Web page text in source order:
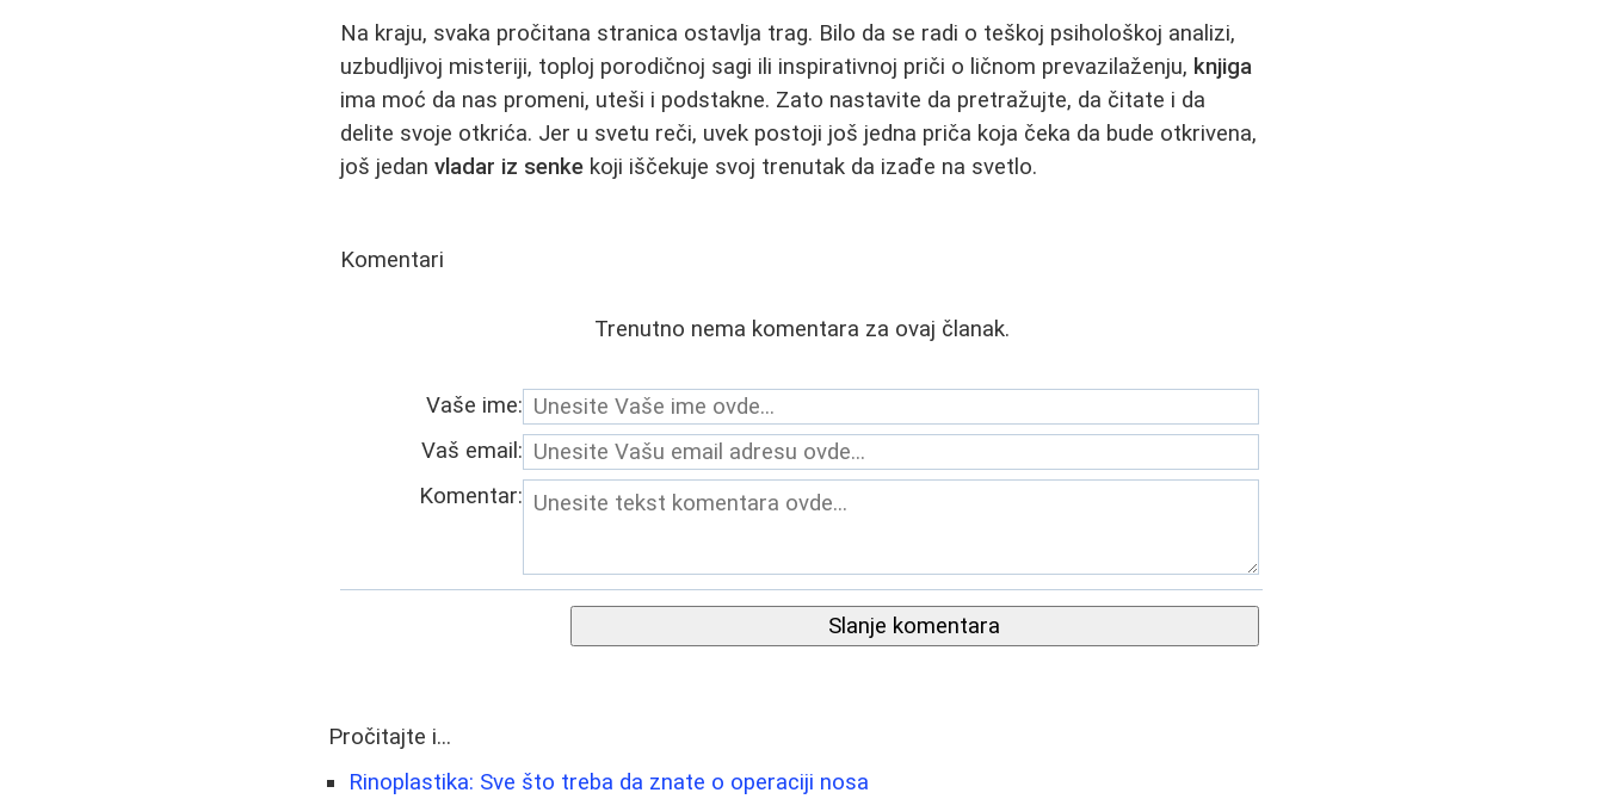
Na kraju, svaka pročitana stranica ostavlja trag. Bilo da se radi o teškoj psihološkoj analizi,
uzbudljivoj misteriji, toploj porodičnoj sagi ili inspirativnoj priči o ličnom prevazilaženju, knjiga
ima moć da nas promeni, uteši i podstakne. Zato nastavite da pretražujte, da čitate i da
delite svoje otkrića. Jer u svetu reči, uvek postoji još jedna priča koja čeka da bude otkrivena,
još jedanvladar iz senke koji iščekuje svoj trenutak da izađe na svetlo.
Komentari
Trenutno nema komentara za ovaj članak.
Vaše ime:
Vaš email:
Komentar:
Slanje komentara
Pročitajte i...
Rinoplastika: Sve što treba da znate o operaciji nosa